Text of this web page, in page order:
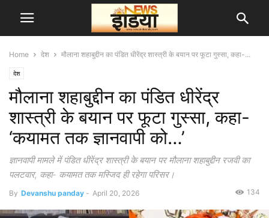
Home देश मौलाना शहाबुद्दीन का पंडित धीरेंद्र शास्त्री के बयान पर फूटा गुस्सा, कहा-...
देश
मौलाना शहाबुद्दीन का पंडित धीरेंद्र
शास्त्री के बयान पर फूटा गुस्सा, कहा-
‘कयामत तक ज्ञानवापी को…’
ज्ञानवापी मामले में पंडित धीरेंद्र शास्त्री के बयान पर मौलाना शहाबुद्दीन रजवी का
पलटवार, कहा- कयामत तक मस्जिद ही रहेगा परिसर।
By Devanshu panday - April 20, 2026 134